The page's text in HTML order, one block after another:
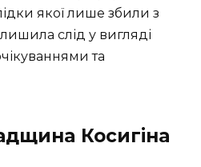
якої лише збили з
слід у вигляді
та
Косигіна